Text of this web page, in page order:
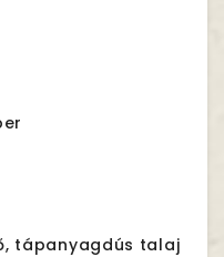
tápanyagdús talaj